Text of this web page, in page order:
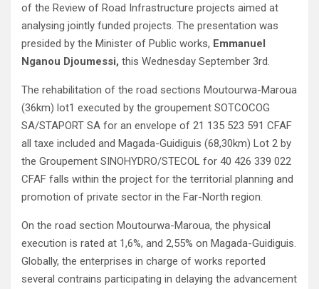
of the Review of Road Infrastructure projects aimed at
analysing jointly funded projects. The presentation was
presided by the Minister of Public works, Emmanuel
Nganou Djoumessi, this Wednesday September 3rd.
The rehabilitation of the road sections Moutourwa-Maroua
(36km) lot1 executed by the groupement SOTCOCOG
SA/STAPORT SA for an envelope of 21 135 523 591 CFAF
all taxe included and Magada-Guidiguis (68,30km) Lot 2 by
the Groupement SINOHYDRO/STECOL for 40 426 339 022
CFAF falls within the project for the territorial planning and
promotion of private sector in the Far-North region.
On the road section Moutourwa-Maroua, the physical
execution is rated at 1,6%, and 2,55% on Magada-Guidiguis.
Globally, the enterprises in charge of works reported
several contrains participating in delaying the advancement